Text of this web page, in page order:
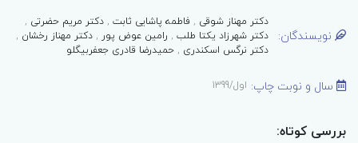
نویسندگان:
دکتر مهناز شوقی ,فاطمه پاشایی ثابت ,دکتر مریم حضرتی ,
دکتر شهرزاد یکتا طلب , رامین عوض پور ,دکتر مهناز رخشان ,
دکتر نرگس اسکندری ,حمیدرضا قادری جعفربیگلو
سال و نوبت چاپ: اول/1399
بررسی کوتاه: